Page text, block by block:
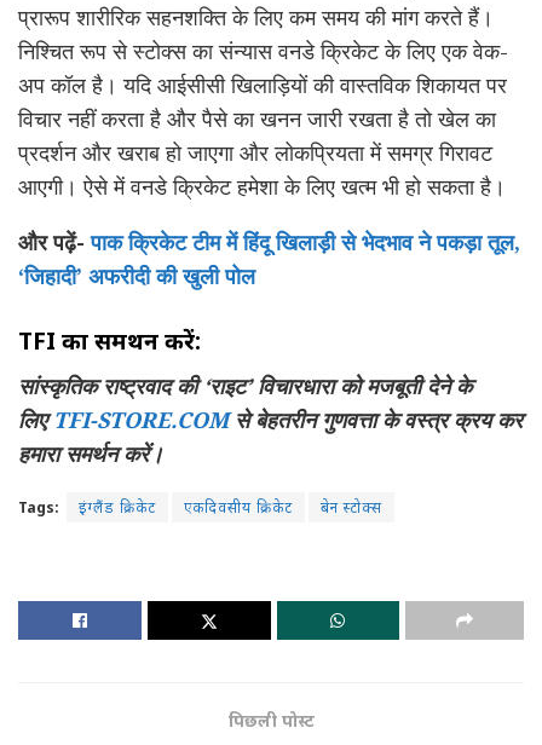
प्रारूप शारीरिक सहनशक्ति के लिए कम समय की मांग करते हैं।
निश्चित रूप से स्टोक्स का संन्यास वनडे क्रिकेट के लिए एक वेक-
अप कॉल है। यदि आईसीसी खिलाड़ियों की वास्तविक शिकायत पर
विचार नहीं करता है और पैसे का खनन जारी रखता है तो खेल का
प्रदर्शन और खराब हो जाएगा और लोकप्रियता में समग्र गिरावट
आएगी। ऐसे में वनडे क्रिकेट हमेशा के लिए खत्म भी हो सकता है।
और पढ़ें-पाक क्रिकेट टीम में हिंदू खिलाड़ी से भेदभाव ने पकड़ा तूल,
‘जिहादी’ अफरीदी की खुली पोल
TFI का समर्थन करें:
सांस्कृतिक राष्ट्रवाद की ‘राइट’ विचारधारा को मजबूती देने के
लिए TFI-STORE.COM से बेहतरीन गुणवत्ता के वस्त्र क्रय कर
हमारा समर्थन करें।
Tags: इंग्लैंड क्रिकेट एकदिवसीय क्रिकेट बेन स्टोक्स
पिछली पोस्ट